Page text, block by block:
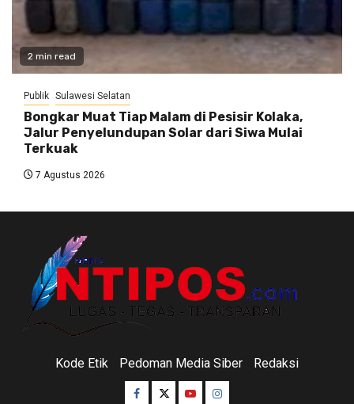
2 min read
Publik Sulawesi Selatan
Bongkar Muat Tiap Malam di Pesisir Kolaka,
Jalur Penyelundupan Solar dari Siwa Mulai
Terkuak
7 Agustus 2026
Kode Etik Pedoman Media Siber Redaksi
Facebook
TwitterYoutubeInstagram